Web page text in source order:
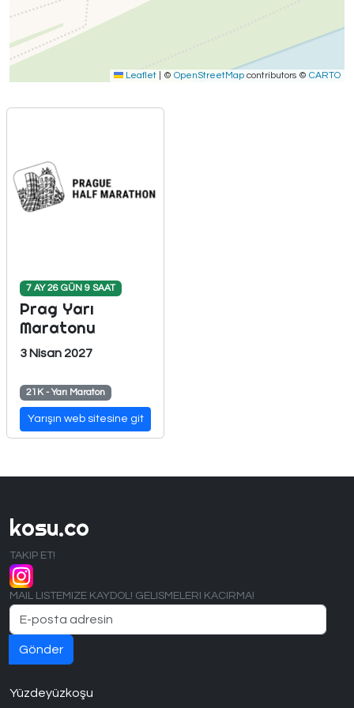
Leaflet © OpenStreetMap contributors © CARTO
7 AY 26 GÜN 9 SAAT
Prag Yarı
Maratonu
3 Nisan 2027
21K - Yarı Maraton
Yarışın web sitesine git
kosu.co
TAKIP ET!
MAIL LISTEMIZE KAYDOL! GELISMELERI KACIRMA!
Yüzdeyüzkoşu